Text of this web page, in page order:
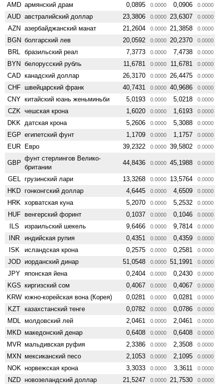
AMD армянский драм 0,0895 0.0000 0,0906 0.0000
AUD австралийский доллар 23,3806 0.0000 23,6307 0.0000
AZN азербайджанский манат 21,2604 0.0000 21,3858 0.0000
BGN болгарский лев 20,0592 0.0000 20,2370 0.0000
BRL бразильский реал 7,3773 0.0000 7,4738 0.0000
BYN белорусский рубль 11,6781 0.0000 11,6781 0.0000
CAD канадский доллар 26,3170 0.0000 26,4475 0.0000
CHF швейцарский франк 40,7431 0.0000 40,9686 0.0000
CNY китайский юань женьминьби 5,0193 0.0000 5,0218 0.0000
CZK чешская крона 1,6020 0.0000 1,6193 0.0000
DKK датская крона 5,2606 0.0000 5,3088 0.0000
EGP египетский фунт 1,1709 0.0000 1,1757 0.0000
EUR Евро 39,2322 0.0000 39,5802 0.0000
GBP
фунт стерлингов Велико­
британии
44,8436 0.0000 45,1988 0.0000
GEL грузинский лари 13,3268 0.0000 13,5764 0.0000
HKD гонконгский доллар 4,6445 0.0000 4,6509 0.0000
HRK хорватская куна 5,2070 0.0000 5,2532 0.0000
HUF венгерский форинт 0,1037 0.0000 0,1046 0.0000
ILS израильский шекель 9,6466 0.0000 9,7814 0.0000
INR индийская рупия 0,4351 0.0000 0,4359 0.0000
ISK исландская крона 0,2575 0.0000 0,2581 0.0000
JOD иорданский динар 51,0548 0.0000 51,1991 0.0000
JPY японская йена 0,2404 0.0000 0,2430 0.0000
KGS киргизский сом 0,4067 0.0000 0,4067 0.0000
KRW южно-корейская вона (Корея) 0,0281 0.0000 0,0281 0.0000
KZT казахстанский тенге 0,0782 0.0000 0,0786 0.0000
MDL молдовский лей 2,0461 0.0000 2,0461 0.0000
MKD македонский денар 0,6408 0.0000 0,6408 0.0000
MVR мальдивская руфия 2,3386 0.0000 2,3508 0.0000
MXN мексиканский песо 2,1053 0.0000 2,1095 0.0000
NOK норвежская крона 3,3033 0.0000 3,3611 0.0000
NZD ново­зеландский доллар 21,5247 0.0000 21,7530 0.0000